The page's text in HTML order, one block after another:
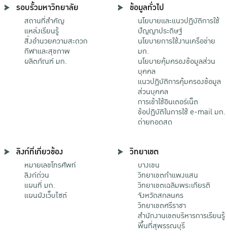
รอบรั้วมหาวิทยาลัย
สถานที่สำคัญ
แหล่งเรียนรู้
สิ่งอำนวยความสะดวก
กีฬาและสุขภาพ
ผลิตภัณฑ์ มก.
ข้อมูลทั่วไป
นโยบายและแนวปฏิบัติการใช้
ปัญญาประดิษฐ์
นโยบายการใช้งานเครือข่าย
มก.
นโยบายคุ้มครองข้อมูลส่วน
บุคคล
แนวปฏิบัติการคุ้มครองข้อมูล
ส่วนบุคคล
การเข้าใช้อินเตอร์เน็ต
ข้อปฏิบัติในการใช้ e-mail มก.
ถ่ายทอดสด
ลิงก์ที่เกี่ยวข้อง
หมายเลขโทรศัพท์
ลิงก์ด่วน
แผนที่ มก.
แผนผังเว็บไซต์
วิทยาเขต
บางเขน
วิทยาเขตกําแพงแสน
วิทยาเขตเฉลิมพระเกียรติ
จังหวัดสกลนคร
วิทยาเขตศรีราชา
สำนักงานเขตบริหารการเรียนรู้
พื้นที่สุพรรณบุรี